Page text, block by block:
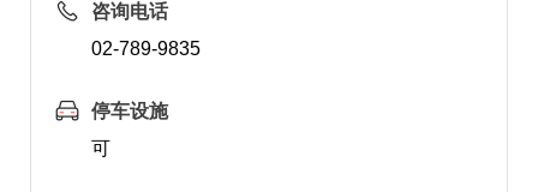
咨询电话
02-789-9835
停车设施
可